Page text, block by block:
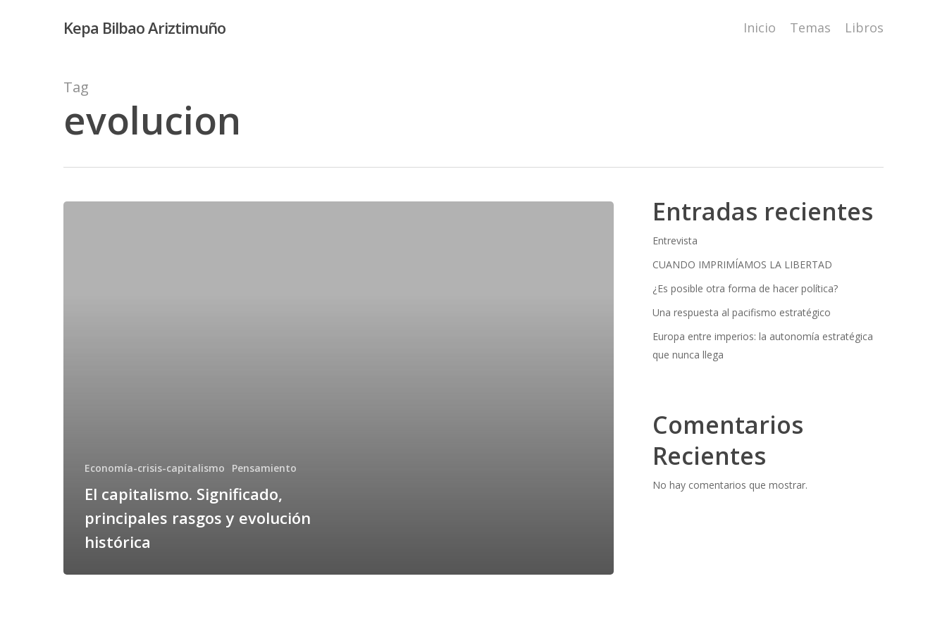
Kepa Bilbao Ariztimuño Inicio Temas Libros
Tag
evolucion
Economía-crisis-capitalismo Pensamiento
El capitalismo. Significado,
principales rasgos y evolución
histórica
Entradas recientes
Entrevista
CUANDO IMPRIMÍAMOS LA LIBERTAD
¿Es posible otra forma de hacer política?
Una respuesta al pacifismo estratégico
Europa entre imperios: la autonomía estratégica
que nunca llega
Comentarios
Recientes
No hay comentarios que mostrar.